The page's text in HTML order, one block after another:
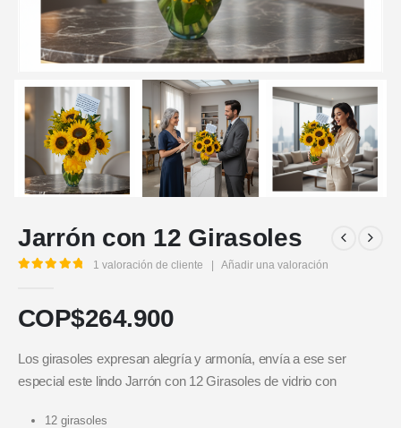
Jarrón con 12 Girasoles
1 valoración de cliente Añadir una valoración
COP$264.900
Los girasoles expresan alegría y armonía, envía a ese ser
especial este lindo Jarrón con 12 Girasoles de vidrio con
12 girasoles